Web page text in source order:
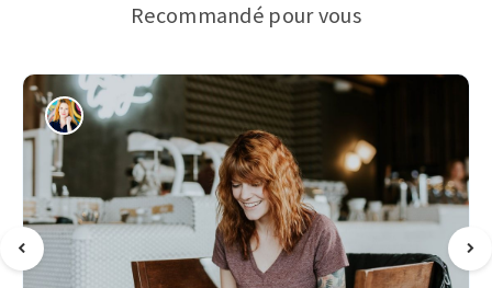
Recommandé pour vous